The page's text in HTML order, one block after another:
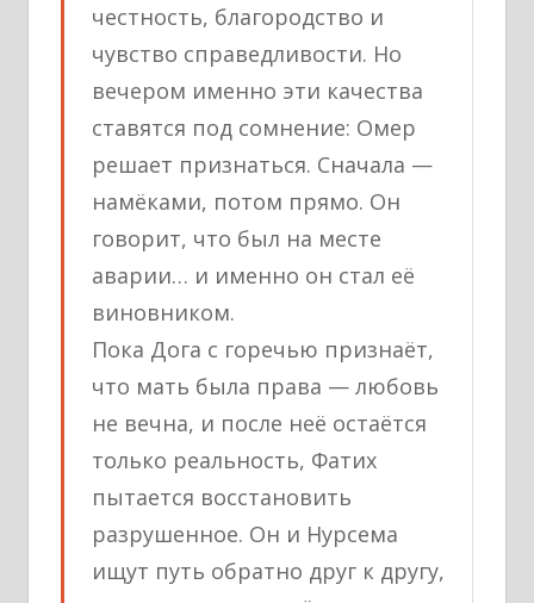
честность, благородство и
чувство справедливости. Но
вечером именно эти качества
ставятся под сомнение: Омер
решает признаться. Сначала —
намёками, потом прямо. Он
говорит, что был на месте
аварии… и именно он стал её
виновником.
Пока Дога с горечью признаёт,
что мать была права — любовь
не вечна, и после неё остаётся
только реальность, Фатих
пытается восстановить
разрушенное. Он и Нурсема
ищут путь обратно друг к другу,